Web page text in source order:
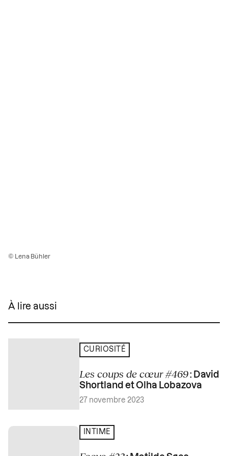
© Lena Bühler
À lire aussi
CURIOSITÉ
Les coups de cœur #469: David
Shortland et Olha Lobazova
27 novembre 2023
INTIME